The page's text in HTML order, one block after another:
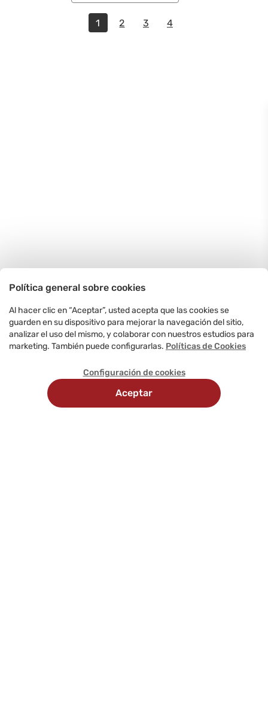
1 2 3 4
Política general sobre cookies
Al hacer clic en “Aceptar”, usted acepta que las cookies se
guarden en su dispositivo para mejorar la navegación del sitio,
analizar el uso del mismo, y colaborar con nuestros estudios para
marketing. También puede configurarlas. Políticas de Cookies
Configuración de cookies
Aceptar